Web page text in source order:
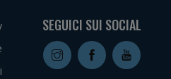
SEGUICI SUI SOCIAL